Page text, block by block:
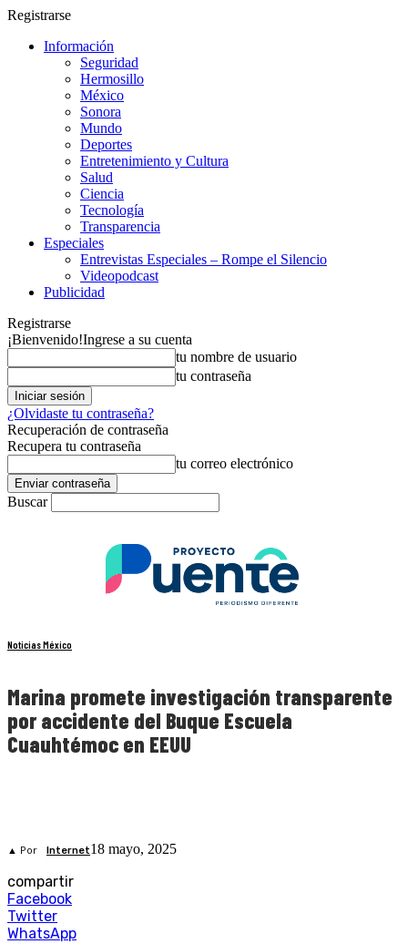
Registrarse
Información
Seguridad
Hermosillo
México
Sonora
Mundo
Deportes
Entretenimiento y Cultura
Salud
Ciencia
Tecnología
Transparencia
Especiales
Entrevistas Especiales – Rompe el Silencio
Videopodcast
Publicidad
Registrarse
¡Bienvenido!Ingrese a su cuenta
tu nombre de usuario
tu contraseña
¿Olvidaste tu contraseña?
Recuperación de contraseña
Recupera tu contraseña
tu correo electrónico
Buscar
Noticias México
Marina promete investigación transparente
por accidente del Buque Escuela
Cuauhtémoc en EEUU
▲ Por Internet18 mayo, 2025
compartir
Facebook
Twitter
WhatsApp